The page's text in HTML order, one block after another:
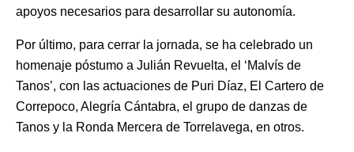
apoyos necesarios para desarrollar su autonomía.
Por último, para cerrar la jornada, se ha celebrado un
homenaje póstumo a Julián Revuelta, el ‘Malvís de
Tanos’, con las actuaciones de Puri Díaz, El Cartero de
Correpoco, Alegría Cántabra, el grupo de danzas de
Tanos y la Ronda Mercera de Torrelavega, en otros.